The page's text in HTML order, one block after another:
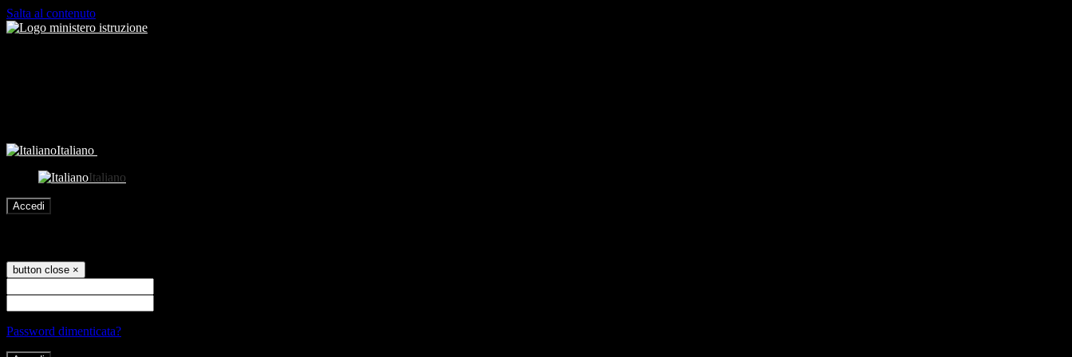
Salta al contenuto
Italiano
Italiano
Accedi
button close ×
Password dimenticata?